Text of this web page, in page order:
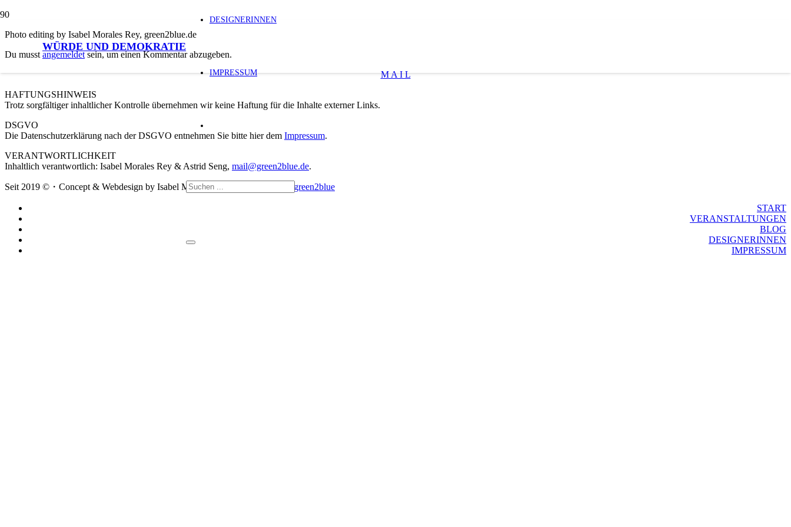
WÜRDE UND DEMOKRATIE
DESIGNERINNEN
IMPRESSUM
Photo editing by Isabel Morales Rey, green2blue.de
Du musst angemeldetsein, um einen Kommentar abzugeben.
M A I L
HAFTUNGSHINWEIS
Trotz sorgfältiger inhaltlicher Kontrolle übernehmen wir keine Haftung für die Inhalte externer Links.
DSGVO
Die Datenschutzerklärung nach der DSGVO entnehmen Sie bitte hier dem Impressum.
VERANTWORTLICHKEIT
Inhaltlich verantwortlich: Isabel Morales Rey & Astrid Seng, mail@green2blue.de.
Seit 2019 ©・Concept & Webdesign by Isabel Morales Rey & Astrid Seng・ green2blue
START
VERANSTALTUNGEN
BLOG
DESIGNERINNEN
IMPRESSUM